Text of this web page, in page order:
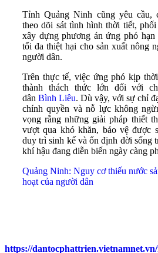
Tỉnh Quảng Ninh cũng yêu cầu,
theo dõi sát tình hình thời tiết,
xây dựng phương án ứng phó hạn
tối đa thiệt hại cho sản xuất nông
người dân.
Trên thực tế, việc ứng phó kịp
thành thách thức lớn đối với
dân Bình Liêu. Dù vậy, với sự chỉ
chính quyền và nỗ lực không
vọng rằng những giải pháp thiết
vượt qua khó khăn, bảo vệ được
duy trì sinh kế và ổn định đời sống
khí hậu đang diễn biến ngày càng
Quảng Ninh: Nguy cơ thiếu nước
hoạt của người dân
https://